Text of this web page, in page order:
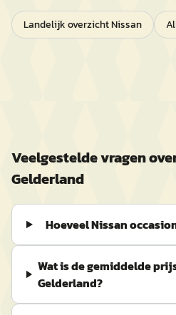
Landelijk overzichtNissan
Veelgestelde vragen
Gelderland
Hoeveel Nissan
Wat is de gemiddelde
Gelderland?